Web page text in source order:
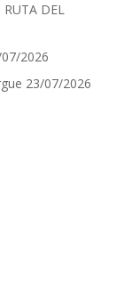
RUTA DEL
2026
23/07/2026